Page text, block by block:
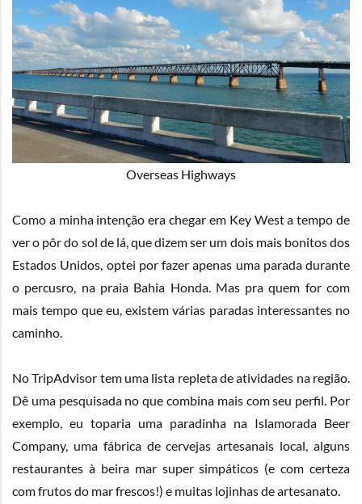
Overseas Highways
Como a minha intenção era chegar em Key West a tempo de
ver o pôr do sol de lá, que dizem ser um dois mais bonitos dos
Estados Unidos, optei por fazer apenas uma parada durante
o percusro, na praia Bahia Honda. Mas pra quem for com
mais tempo que eu, existem várias paradas interessantes no
caminho.
NoTripAdvisor tem uma lista repleta de atividades na região.
Dê uma pesquisada no que combina mais com seu perfil. Por
exemplo, eu toparia uma paradinha na Islamorada Beer
Company, uma fábrica de cervejas artesanais local, alguns
restaurantes à beira mar super simpáticos (e com certeza
com frutos do mar frescos!) e muitas lojinhas de artesanato.